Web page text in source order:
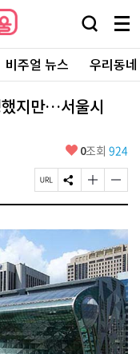
검
창
열
기
메
뉴
전
체
보
비주얼 뉴스 우리동
지만…서울시
좋
요
0조회 924
페
이
U
복
사
S
N
공
하
기
글
자
기
게
변
경
하
기
글
자
기
작
게
변
경
하
기